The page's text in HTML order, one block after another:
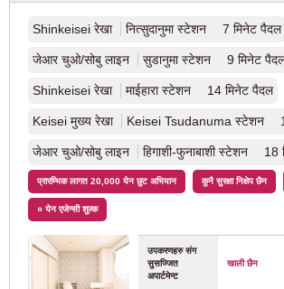
Shinkeisei रेखा नित्सुदानुमा स्टेशन 7 मिनेट पैदल
जेआर चुओ/सोबु लाइन सुडानुमा स्टेशन 9 मिनेट
Shinkeisei रेखा माईहारा स्टेशन 14 मिनेट पैदल
Keisei मुख्य रेखा Keisei Tsudanuma स्टेशन
जेआर चुओ/सोबु लाइन हिगाशी-फुनाबाशी स्टेशन 18
प्रारम्भिक लागत 20,000 येन छुट अभियान कुनै सुरक्षा निक्षेप छैन
० येन एजेन्सी शुल्क
उपकरणहरु संग
सुसज्जित
अपार्टमेन्ट
खाली छैन
नागरेयामा रेलवे लाइन (1)
Kintetsu Namba रेखा (1)
जेआर टोकाई
कोबे शहर यातायात ब्यूरो